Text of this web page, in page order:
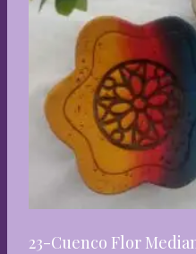
23-Cuenco Flor